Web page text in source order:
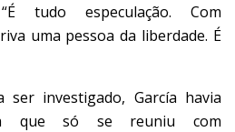
tudo especulação. Com
uma pessoa da liberdade. É
ser investigado, García havia
que só se reuniu com